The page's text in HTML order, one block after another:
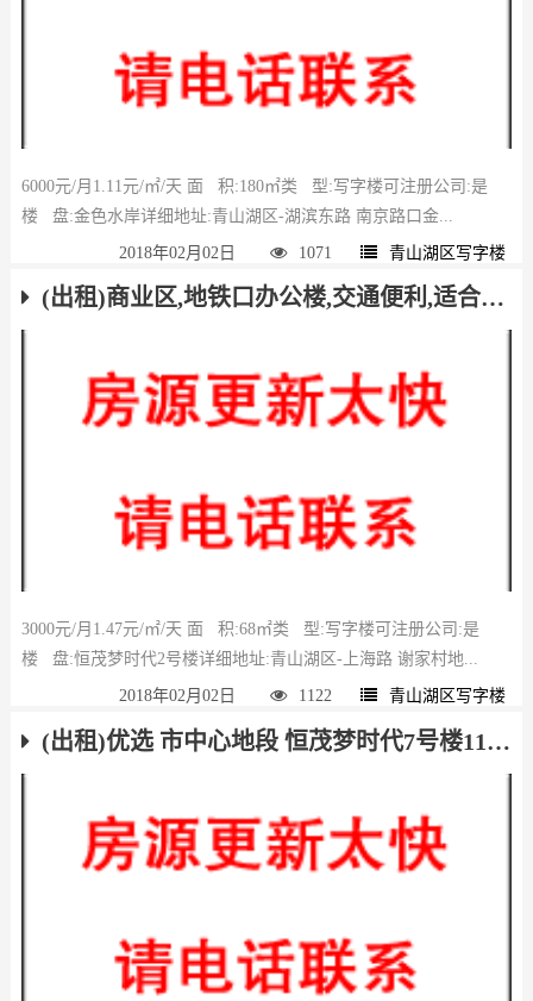
6000元/月1.11元/㎡/天 面 积:180㎡类 型:写字楼可注册公司:是
楼 盘:金色水岸详细地址:青山湖区-湖滨东路 南京路口金...
2018年02月02日 1071 青山湖区写字楼
(出租)商业区,地铁口办公楼,交通便利,适合创业好地方
3000元/月1.47元/㎡/天 面 积:68㎡类 型:写字楼可注册公司:是
楼 盘:恒茂梦时代2号楼详细地址:青山湖区-上海路 谢家村地...
2018年02月02日 1122 青山湖区写字楼
(出租)优选 市中心地段 恒茂梦时代7号楼113平